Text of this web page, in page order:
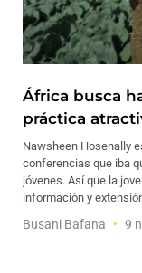
África busca
práctica
Nawsheen Hosenally
conferencias que iba
jóvenes. Así que la
información y
Busani Bafana 9